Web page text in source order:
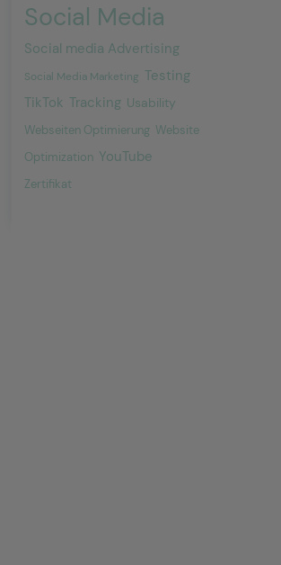
Social Media
Social media Advertising
Social Media Marketing Testing
TikTok Tracking Usability
Webseiten Optimierung Website
Optimization YouTube
Zertifikat